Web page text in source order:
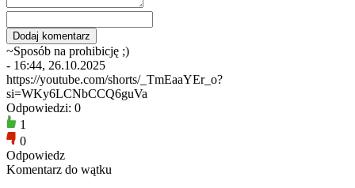
~Sposób na prohibicję ;)
- 16:44, 26.10.2025
https://youtube.com/shorts/_TmEaaYEr_o?
si=WKy6LCNbCCQ6guVa
Odpowiedzi: 0
1
0
Odpowiedz
Komentarz do wątku